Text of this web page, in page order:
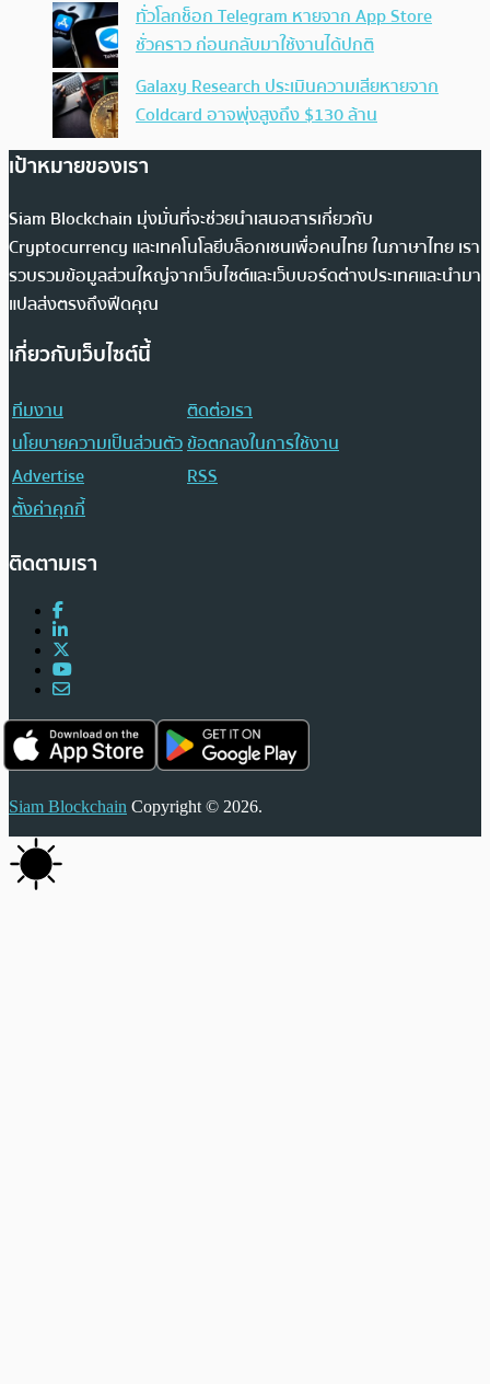
ทั่วโลกช็อก Telegram หายจาก App Store
ชั่วคราว ก่อนกลับมาใช้งานได้ปกติ
Galaxy Research ประเมินความเสียหายจาก
Coldcard อาจพุ่งสูงถึง $130 ล้าน
เป้าหมายของเรา
Siam Blockchain มุ่งมั่นที่จะช่วยนำเสนอสารเกี่ยวกับ
Cryptocurrency และเทคโนโลยีบล็อกเชนเพื่อคนไทย ในภาษาไทย เรา
รวบรวมข้อมูลส่วนใหญ่จากเว็บไซต์และเว็บบอร์ดต่างประเทศและนำมา
แปลส่งตรงถึงฟีดคุณ
เกี่ยวกับเว็บไซต์นี้
ทีมงาน
ติดต่อเรา
นโยบายความเป็นส่วนตัวข้อตกลงในการใช้งาน
Advertise
RSS
ตั้งค่าคุกกี้
ติดตามเรา
Siam Blockchain Copyright © 2026.